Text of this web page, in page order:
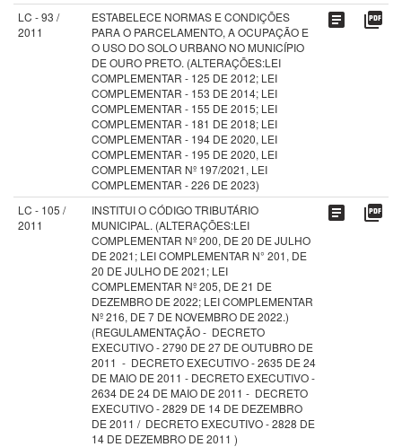
LC - 93 /
2011
ESTABELECE NORMAS E CONDIÇÕES
PARA O PARCELAMENTO, A OCUPAÇÃO E
O USO DO SOLO URBANO NO MUNICÍPIO
DE OURO PRETO. (ALTERAÇÕES:LEI
COMPLEMENTAR - 125 DE 2012; LEI
COMPLEMENTAR - 153 DE 2014; LEI
COMPLEMENTAR - 155 DE 2015; LEI
COMPLEMENTAR - 181 DE 2018; LEI
COMPLEMENTAR - 194 DE 2020, LEI
COMPLEMENTAR - 195 DE 2020, LEI
COMPLEMENTAR Nº 197/2021, LEI
COMPLEMENTAR - 226 DE 2023)
article picture_as_pdf
LC - 105 /
2011
INSTITUI O CÓDIGO TRIBUTÁRIO
MUNICIPAL. (ALTERAÇÕES:LEI
COMPLEMENTAR Nº 200, DE 20 DE JULHO
DE 2021; LEI COMPLEMENTAR N° 201, DE
20 DE JULHO DE 2021; LEI
COMPLEMENTAR Nº 205, DE 21 DE
DEZEMBRO DE 2022; LEI COMPLEMENTAR
Nº 216, DE 7 DE NOVEMBRO DE 2022.)
(REGULAMENTAÇÃO - DECRETO
EXECUTIVO - 2790 DE 27 DE OUTUBRO DE
2011 - DECRETO EXECUTIVO - 2635 DE 24
DE MAIO DE 2011 - DECRETO EXECUTIVO -
2634 DE 24 DE MAIO DE 2011 - DECRETO
EXECUTIVO - 2829 DE 14 DE DEZEMBRO
DE 2011 / DECRETO EXECUTIVO - 2828 DE
14 DE DEZEMBRO DE 2011 )
article picture_as_pdf